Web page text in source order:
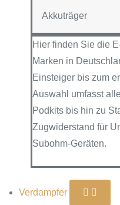
Akkuträger
Hier finden Sie die
Marken in
Einsteiger bis zum
Auswahl umfasst
Podkits bis hin zu
Zugwiderstand für
Subohm-Geräten.
Verdampfer